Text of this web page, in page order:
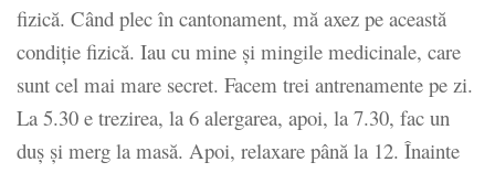
fizică. Când plec în cantonament, mă axez pe această
condiție fizică. Iau cu mine și mingile medicinale, care
sunt cel mai mare secret. Facem trei antrenamente pe zi.
La 5.30 e trezirea, la 6 alergarea, apoi, la 7.30, fac un
duș și merg la masă. Apoi, relaxare până la 12. Înainte